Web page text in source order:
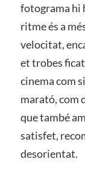
fotograma hi
ritme és a
velocitat,
et trobes
cinema com
marató, com
que també
satisfet,
desorientat.